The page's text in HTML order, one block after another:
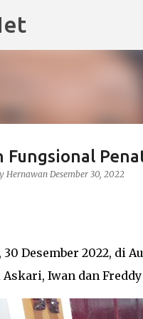
Fungsional
Hernawan Desember 30, 2022
Desember 2022, di
Iwan dan